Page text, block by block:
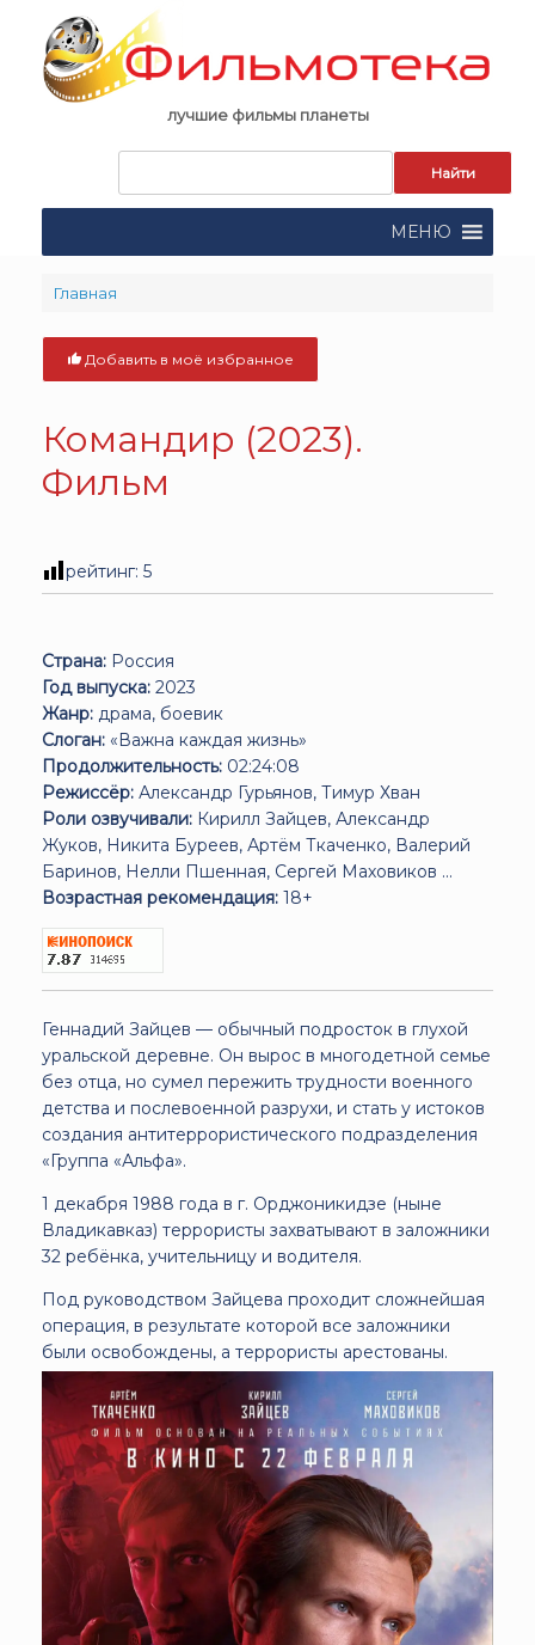
content
лучшие фильмы планеты
поиска:
МЕНЮ
Главная
Добавить в моё избранное
Командир (2023).
Фильм
рейтинг: 5
Страна: Россия
Год выпуска: 2023
Жанр: драма, боевик
Слоган: «Важна каждая жизнь»
Продолжительность: 02:24:08
Режиссёр: Александр Гурьянов, Тимур Хван
Роли озвучивали: Кирилл Зайцев, Александр
Жуков, Никита Буреев, Артём Ткаченко, Валерий
Баринов, Нелли Пшенная, Сергей Маховиков ...
Возрастная рекомендация: 18+
Геннадий Зайцев — обычный подросток в глухой
уральской деревне. Он вырос в многодетной семье
без отца, но сумел пережить трудности военного
детства и послевоенной разрухи, и стать у истоков
создания антитеррористического подразделения
«Группа «Альфа».
1 декабря 1988 года в г. Орджоникидзе (ныне
Владикавказ) террористы захватывают в заложники
32 ребёнка, учительницу и водителя.
Под руководством Зайцева проходит сложнейшая
операция, в результате которой все заложники
были освобождены, а террористы арестованы.